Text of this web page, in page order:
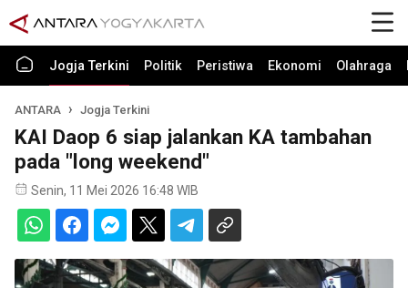
Jogja Terkini Politik Peristiwa Ekonomi Olahraga
ANTARA Jogja Terkini
KAI Daop 6 siap jalankan KA tambahan
pada "long weekend"
Senin, 11 Mei 2026 16:48 WIB